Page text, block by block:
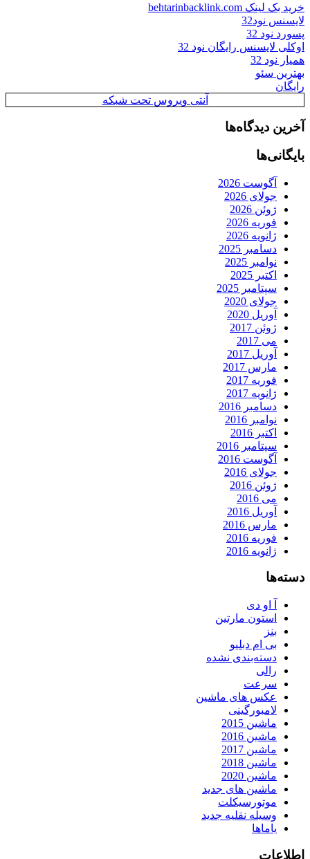
خرید بک لینک behtarinbacklink.com
لایسنس نود32
پسورد نود 32
اوکلی لایسنس رایگان نود 32
همیار نود 32
بهترین سئو
رایگان
آنتی ویروس تحت شبکه
آخرین دیدگاه‌ها
بایگانی‌ها
آگوست 2026
جولای 2026
ژوئن 2026
فوریه 2026
ژانویه 2026
دسامبر 2025
نوامبر 2025
اکتبر 2025
سپتامبر 2025
جولای 2020
آوریل 2020
ژوئن 2017
می 2017
آوریل 2017
مارس 2017
فوریه 2017
ژانویه 2017
دسامبر 2016
نوامبر 2016
اکتبر 2016
سپتامبر 2016
آگوست 2016
جولای 2016
ژوئن 2016
می 2016
آوریل 2016
مارس 2016
فوریه 2016
ژانویه 2016
دسته‌ها
آ او دی
استون مارتین
بنز
بی ام دبلیو
دسته‌بندی نشده
رالی
سرعت
عکس های ماشین
لامبورگینی
ماشین 2015
ماشین 2016
ماشین 2017
ماشین 2018
ماشین 2020
ماشین های جدید
موتورسیکلت
وسیله نقلیه جدید
یاماها
اطلاعات